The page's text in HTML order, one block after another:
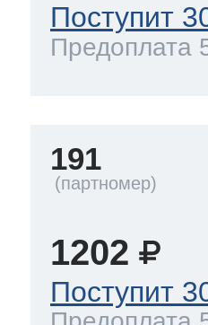
Поступит
Предоплата
191
1202
Поступит